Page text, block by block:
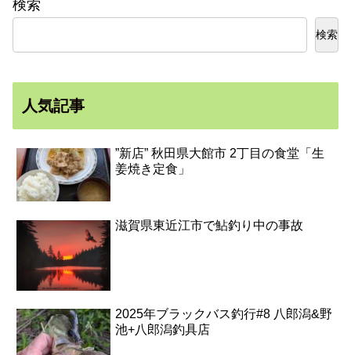
検索
検索
人気記事
”新店” 秋田県大館市 2丁目の食堂「生
姜焼き定食」
滋賀県東近江市で鮎釣り中の事故
2025年ブラックバス釣行#8 八郎潟&野
池+八郎潟釣具店